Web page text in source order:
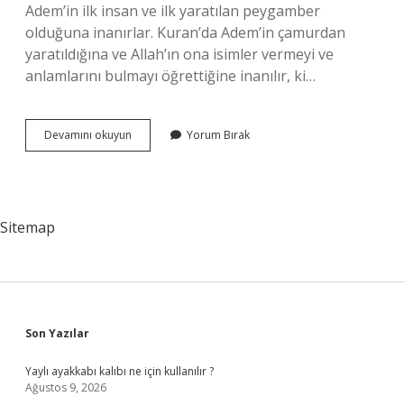
Adem’in ilk insan ve ilk yaratılan peygamber
olduğuna inanırlar. Kuran’da Adem’in çamurdan
yaratıldığına ve Allah’ın ona isimler vermeyi ve
anlamlarını bulmayı öğrettiğine inanılır, ki…
Devamını okuyun
Teala
Yorum Bırak
Sitemap
Sidebar
Son Yazılar
Yaylı ayakkabı kalıbı ne için kullanılır ?
Ağustos 9, 2026